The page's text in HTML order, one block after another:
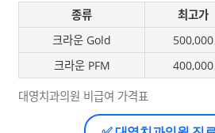
대영치과의원 비급여 가격표
종류 최고가
크라운 Gold
500,000
크라운 PFM
400,000